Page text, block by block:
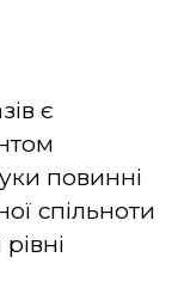
є
повинні
спільноти